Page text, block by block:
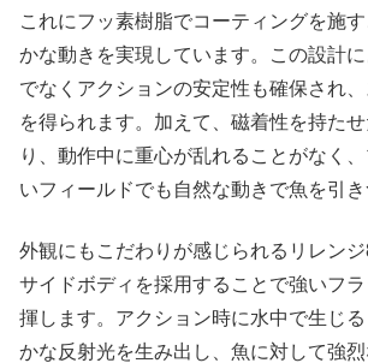
これにフッ素樹脂でコーティングを施
かな動きを実現しています。この設計
でなくアクションの安定性も確保され
を得られます。加えて、磁着性を持た
り、動作中に重心が乱れることがなく
いフィールドでも自然な動きで魚を引き
外観にもこだわりが感じられるリレン
サイドボディを採用することで強いフ
揮します。アクション時に水中で生じ
かな反射光を生み出し、魚に対して強